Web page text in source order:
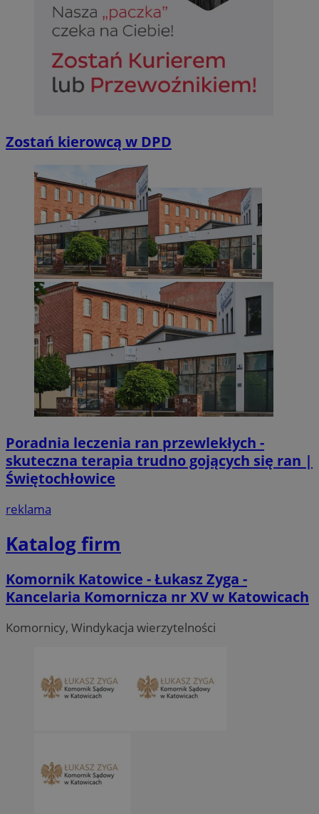
Zostań kierowcą w DPD
Poradnia leczenia ran przewlekłych -
skuteczna terapia trudno gojących się ran |
Świętochłowice
reklama
Katalog firm
Komornik Katowice - Łukasz Zyga -
Kancelaria Komornicza nr XV w Katowicach
Komornicy, Windykacja wierzytelności